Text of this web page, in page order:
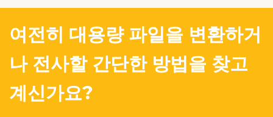
여전히 대용량 파일을 변환하거
나 전사할 간단한 방법을 찾고
계신가요?